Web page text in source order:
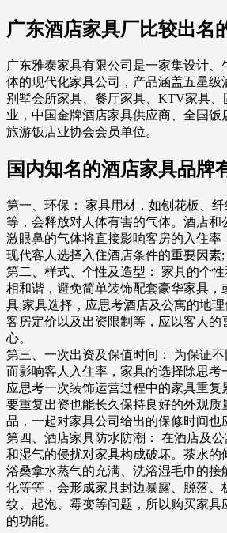
广东酒店家具厂比较出名
广东雅泰家具有限公司是一家集设计、
体的现代化家具公司，产品涵盖五星级
别墅会所家具、餐厅家具、KTV家具、
业，中国金牌酒店家具供应商、全国饭
旅游饭店业协会会员单位。
国内知名的酒店家具品牌
第一、环保： 家具用材，如刨花板、
等，会释放对人体有害的气体。酒店和
激眼鼻的气体将直接影响客房的入住率
现代客人选择入住酒店条件的重要因素;
第二、样式、个性及造型： 家具的个
相和谐，避免简单装饰配套豪华家具，
具;家具选择，应思考酒店及公寓的地理
客房定价以及出资限制等，应以客人的
心。
第三、一次出资及保值时间： 为保证
而影响客人入住率，家具的选择除思考
应思考一次装饰运营过程中的家具重复
要重复出资也能长久保持良好的外观质
品，一起对家具公司给出的保修时间也
第四、酒店家具防水防潮： 在酒店及
和湿气的侵扰对家具构成破坏。茶水的
浴桑拿水蒸气的充满、洗浴湿毛巾的接
化等等，会形成家具封边暴露、脱落、
纹、起泡、霉变等问题，所以购买家具
的功能。